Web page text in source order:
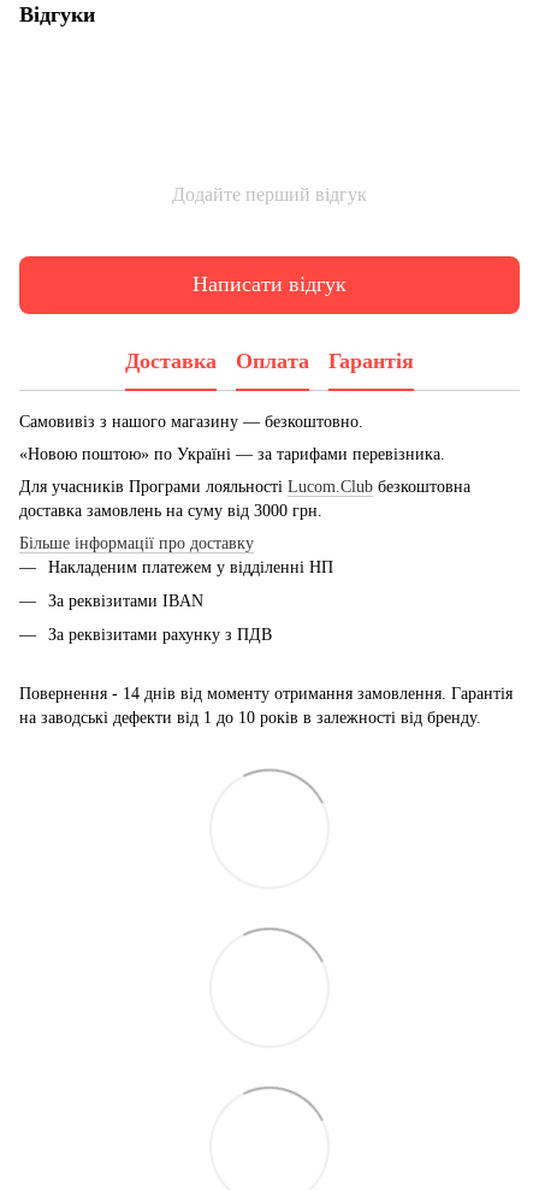
Відгуки
Додайте перший відгук
Написати відгук
Доставка Оплата Гарантія
Самовивіз з нашого магазину — безкоштовно.
«Новою поштою» по Україні — за тарифами перевізника.
Для учасників Програми лояльності Lucom.Club безкоштовна
доставка замовлень на суму від 3000 грн.
Більше інформації про доставку
Накладеним платежем у відділенні НП
За реквізитами IBAN
За реквізитами рахунку з ПДВ
Повернення - 14 днів від моменту отримання замовлення. Гарантія
на заводські дефекти від 1 до 10 років в залежності від бренду.